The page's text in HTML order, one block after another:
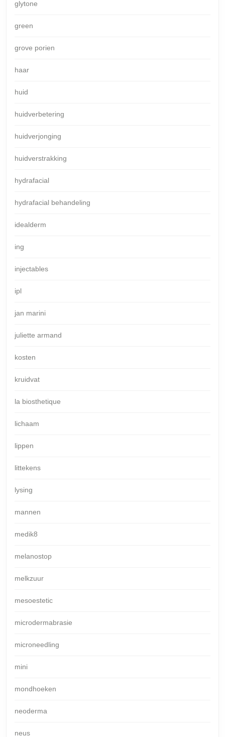
glytone
green
grove porien
haar
huid
huidverbetering
huidverjonging
huidverstrakking
hydrafacial
hydrafacial behandeling
idealderm
ing
injectables
ipl
jan marini
juliette armand
kosten
kruidvat
la biosthetique
lichaam
lippen
littekens
lysing
mannen
medik8
melanostop
melkzuur
mesoestetic
microdermabrasie
microneedling
mini
mondhoeken
neoderma
neus